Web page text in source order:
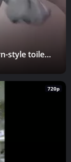
28104068 I took a picture of a Western-style toilet in the sea with two cameras! Only female exquisite gals participating in the event
720p